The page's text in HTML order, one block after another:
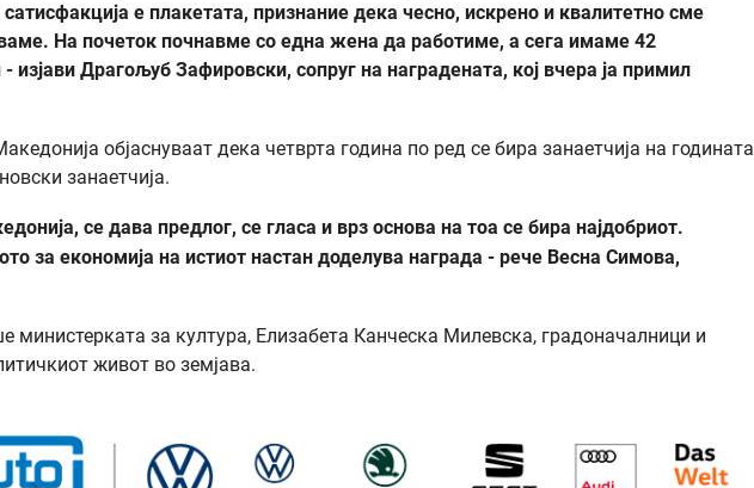
е плакетата, признание дека чесно, искрено и квалитетно сме
На почеток почнавме со една жена да работиме, а сега имаме 42
- изјави Драгољуб Зафировски, сопруг на наградената, кој вчера ја примил
објаснуваат дека четврта година по ред се бира занаетчија на годината
занаетчија.
се дава предлог, се гласа и врз основа на тоа се бира најдобриот.
за економија на истиот настан доделува награда - рече Весна Симова,
министерката за култура, Елизабета Канческа Милевска, градоначалници и
живот во земјава.